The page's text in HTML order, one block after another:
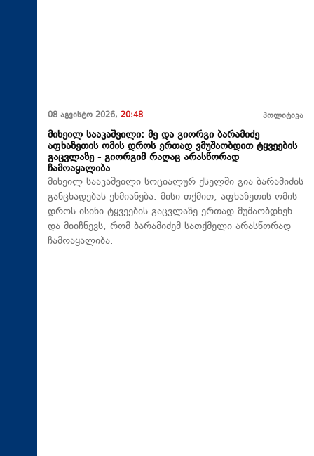
08 აგვისტო 2026, 20:48 პოლიტიკა
მიხეილ სააკაშვილი: მე და გიორგი ბარამიძე
აფხაზეთის ომის დროს ერთად ვმუშაობდით ტყვეების
გაცვლაზე - გიორგიმ რაღაც არასწორად
ჩამოაყალიბა
მიხეილ სააკაშვილი სოციალურ ქსელში გია ბარამიძის
განცხადებას ეხმიანება. მისი თქმით, აფხაზეთის ომის
დროს ისინი ტყვეების გაცვლაზე ერთად მუშაობდნენ
და მიიჩნევს, რომ ბარამიძემ სათქმელი არასწორად
ჩამოაყალიბა.